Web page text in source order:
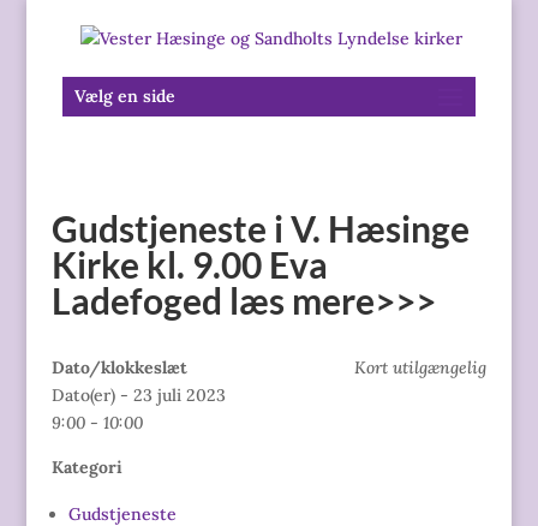
Vælg en side
Gudstjeneste i V. Hæsinge
Kirke kl. 9.00 Eva
Ladefoged læs mere>>>
Kort utilgængelig
Dato/klokkeslæt
Dato(er) - 23 juli 2023
9:00 - 10:00
Kategori
Gudstjeneste